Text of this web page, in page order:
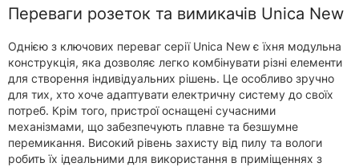
Переваги розеток та вимикачів Unica New
Однією з ключових переваг серії Unica New є їхня модульна
конструкція, яка дозволяє легко комбінувати різні елементи
для створення індивідуальних рішень. Це особливо зручно
для тих, хто хоче адаптувати електричну систему до своїх
потреб. Крім того, пристрої оснащені сучасними
механізмами, що забезпечують плавне та безшумне
перемикання. Високий рівень захисту від пилу та вологи
робить їх ідеальними для використання в приміщеннях з